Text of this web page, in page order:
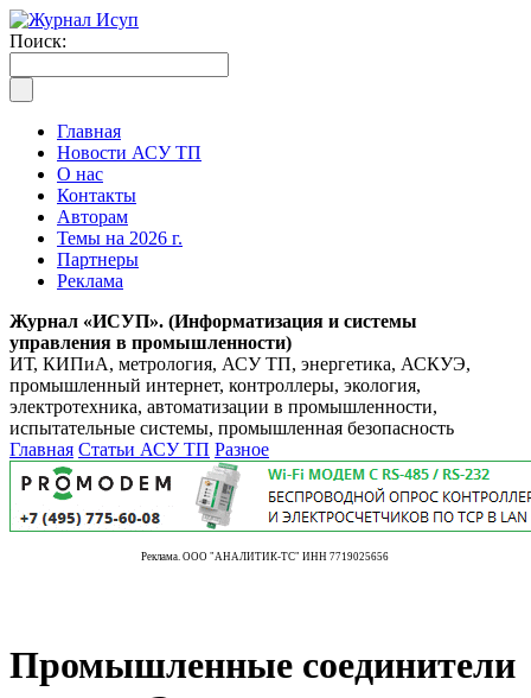
Поиск:
Главная
Новости АСУ ТП
О нас
Контакты
Авторам
Темы на 2026 г.
Партнеры
Реклама
Журнал «ИСУП». (Информатизация и системы
управления в промышленности)
ИТ, КИПиА, метрология, АСУ ТП, энергетика, АСКУЭ,
промышленный интернет, контроллеры, экология,
электротехника, автоматизации в промышленности,
испытательные системы, промышленная безопасность
Главная Статьи АСУ ТП Разное
Реклама. ООО "АНАЛИТИК-ТС" ИНН 7719025656
Промышленные соединители